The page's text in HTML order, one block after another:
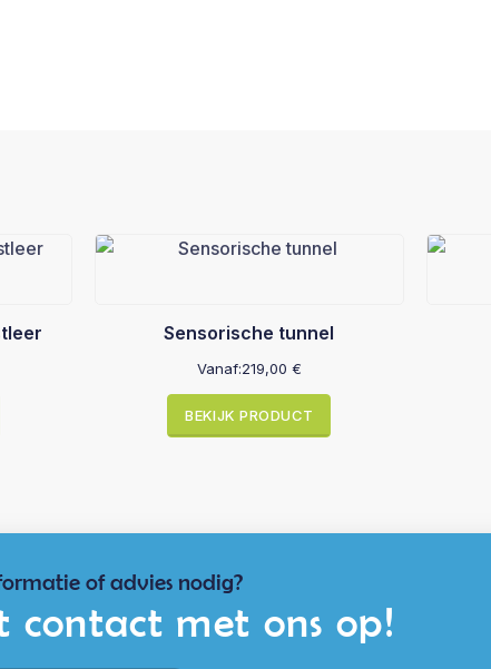
Sensorische tunnel
Vanaf:219,00 €
BEKIJK PRODUCT
of advies nodig?
contact met ons op!